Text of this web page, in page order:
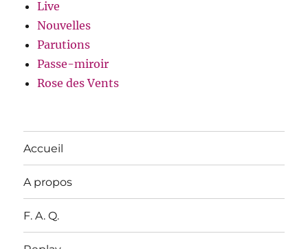
Live
Nouvelles
Parutions
Passe-miroir
Rose des Vents
Accueil
A propos
F. A. Q.